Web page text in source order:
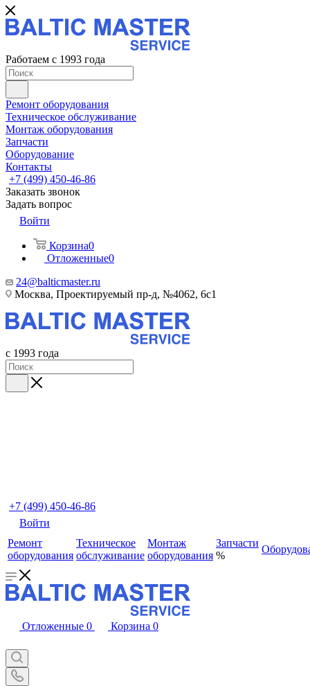
Работаем с 1993 года
Ремонт оборудования
Техническое обслуживание
Монтаж оборудования
Запчасти
Оборудование
Контакты
+7 (499) 450-46-86
Заказать звонок
Задать вопрос
Войти
Корзина0
Отложенные0
24@balticmaster.ru
Москва, Проектируемый пр-д, №4062, 6с1
с 1993 года
+7 (499) 450-46-86
Войти
Ремонт
оборудования
Техническое
обслуживание
Монтаж
оборудования
Запчасти
%
Отложенные 0 Корзина 0